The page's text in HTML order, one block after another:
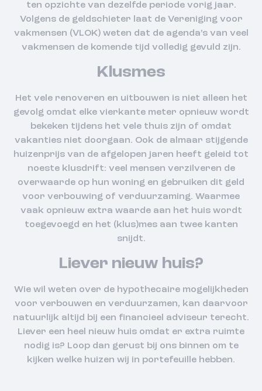
ten opzichte van dezelfde periode vorig jaar.
Volgens de geldschieter laat de Vereniging voor
vakmensen (VLOK) weten dat de agenda’s van veel
vakmensen de komende tijd volledig gevuld zijn.
Klusmes
Het vele renoveren en uitbouwen is niet alleen het
gevolg omdat elke vierkante meter opnieuw wordt
bekeken tijdens het vele thuis zijn of omdat
vakanties niet doorgaan. Ook de almaar stijgende
huizenprijs van de afgelopen jaren heeft geleid tot
noeste klusdrift: veel mensen verzilveren de
overwaarde op hun woning en gebruiken dit geld
voor verbouwing of verduurzaming. Waarmee
vaak opnieuw extra waarde aan het huis wordt
toegevoegd en het (klus)mes aan twee kanten
snijdt.
Liever nieuw huis?
Wie wil weten over de hypothecaire mogelijkheden
voor verbouwen en verduurzamen, kan daarvoor
natuurlijk altijd bij een financieel adviseur terecht.
Liever een heel nieuw huis omdat er extra ruimte
nodig is? Loop dan gerust bij ons binnen om te
kijken welke huizen wij in portefeuille hebben.